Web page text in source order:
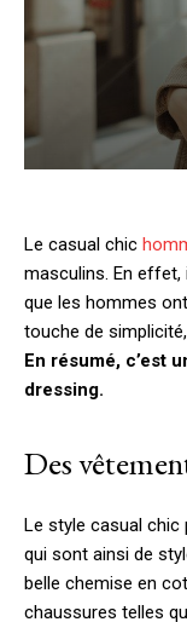
Le casual chic
masculins. En effet,
que les hommes
touche de
En résumé, c’est
dressing.
Des
Le style casual chic
qui sont ainsi de
belle chemise en
chaussures telles